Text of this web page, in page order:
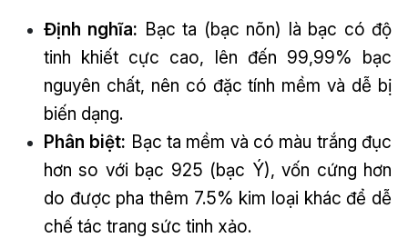
Định nghĩa: Bạc ta (bạc nõn) là bạc có độ
tinh khiết cực cao, lên đến 99,99% bạc
nguyên chất, nên có đặc tính mềm và dễ bị
biến dạng.
Phân biệt: Bạc ta mềm và có màu trắng đục
hơn so với bạc 925 (bạc Ý), vốn cứng hơn
do được pha thêm 7.5% kim loại khác để dễ
chế tác trang sức tinh xảo.